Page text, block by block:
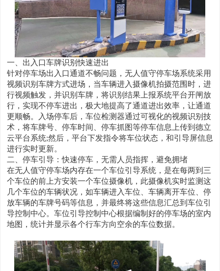
一、出入口车牌识别快速进出
针对停车场出入口通道不畅问题，无人值守停车场系统采用
视频识别车牌方式进场，当车辆进入摄像机拍摄范围时，进
行视频触发，并识别车牌，将识别结果上报系统平台开闸放
行，实现不停车进出，极大地提高了通道进出效率，让通道
更顺畅。入场停车后，车位检测器通过可视化的视频识别技
术，将车牌号、停车时间、停车抓图等停车信息上传到德立
云平台系统;然后，平台下发指令将车位状态，和引导屏信息
进行实时更新。
二、停车引导：快速停车，无需人员指挥，避免拥堵
在无人值守停车场内存在一个车位引导系统，是在每两到三
个车位的前上方安装一个车位摄像机，此摄像机实时监测这
几个车位的车辆状况，如车辆进入车位、车辆离开车位、停
放车辆的车牌号码等信息，并最终将这些信息汇总到车位引
导控制中心。车位引导控制中心根据编制好的停车场的室内
地图，统计并显示各个行车方向空余的车位数据。